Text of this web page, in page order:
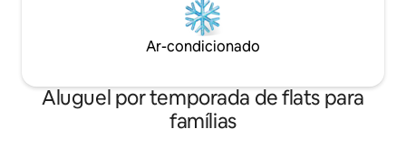
Ar-condicionado
Aluguel por temporada de flats para
famílias